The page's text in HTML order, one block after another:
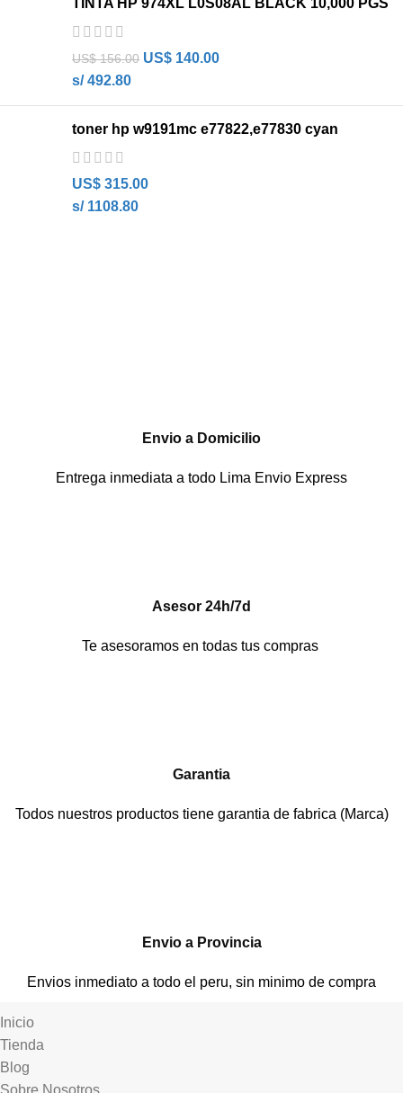
TINTA HP 974XL L0S08AL BLACK 10,000 PGS
US$156.00 US$ 140.00
s/ 492.80
toner hp w9191mc e77822,e77830 cyan
US$ 315.00
s/ 1108.80
Envio a Domicilio
Entrega inmediata a todo Lima Envio Express
Asesor 24h/7d
Te asesoramos en todas tus compras
Garantia
Todos nuestros productos tiene garantia de fabrica (Marca)
Envio a Provincia
Envios inmediato a todo el peru, sin minimo de compra
Inicio
Tienda
Blog
Sobre Nosotros